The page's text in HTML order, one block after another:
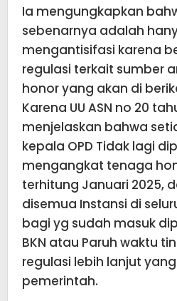
Ia mengungkapkan
sebenarnya adalah
mengantisifasi karena
regulasi terkait sumber
honor yang akan di
Karena UU ASN no 20
menjelaskan bahwa
kepala OPD Tidak lagi
mengangkat tenaga
terhitung Januari 2025,
disemua Instansi di
bagi yg sudah masuk
BKN atau Paruh waktu
regulasi lebih lanjut
pemerintah.